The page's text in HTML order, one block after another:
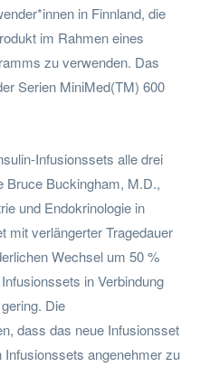
in Finnland, die
im Rahmen eines
zu verwenden. Das
Serien MiniMed(TM) 600
Infusionssets alle drei
Bruce Buckingham, M.D.,
und Endokrinologie in
mit verlängerter Tragedauer
Wechsel um 50 %
in Verbindung
Die
dass das neue Infusionsset
angenehmer zu